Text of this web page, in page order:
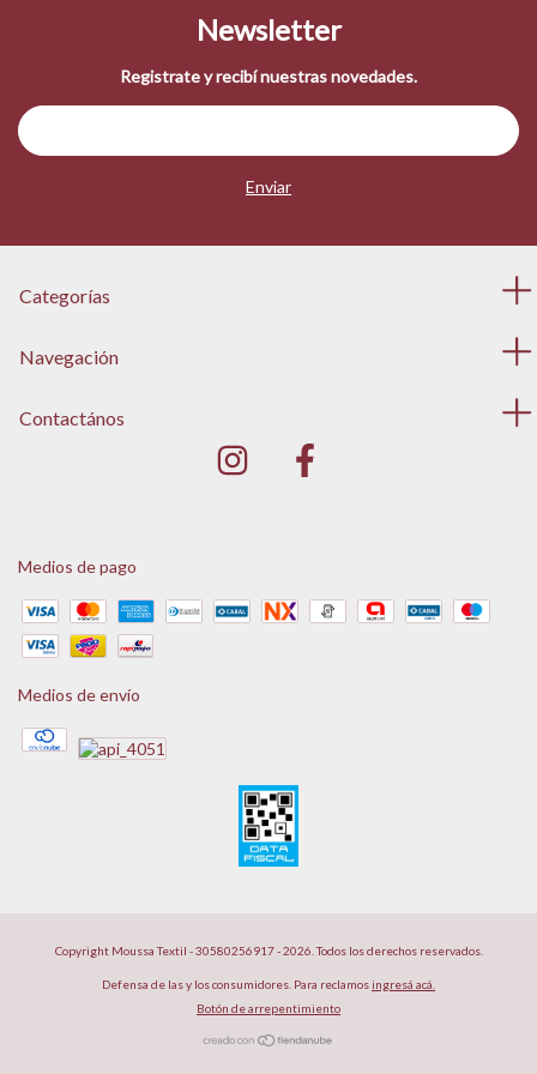
Newsletter
Registrate y recibí nuestras novedades.
Categorías
Navegación
Contactános
Medios de pago
Medios de envío
Copyright Moussa Textil - 30580256917 - 2026. Todos los derechos reservados.
Defensa de las y los consumidores. Para reclamosingresá acá.
Botón de arrepentimiento